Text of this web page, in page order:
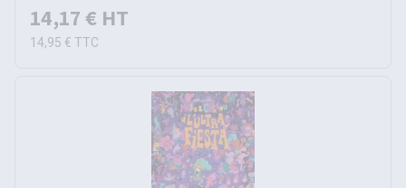
14,17 € HT
14,95 € TTC